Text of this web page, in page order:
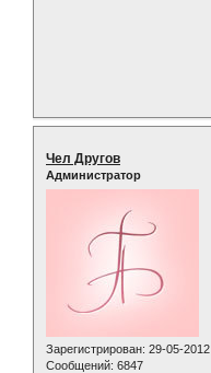
Чел Другов
Администратор
Зарегистрирован: 29-05-2012
Сообщений: 6847